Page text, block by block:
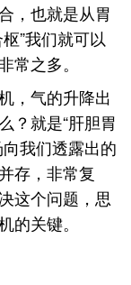
，也就是从胃
”我们就可以
常之多。
，气的升降出
？就是“肝胆胃
向我们透露出的
存，非常复
这个问题，思
的关键。